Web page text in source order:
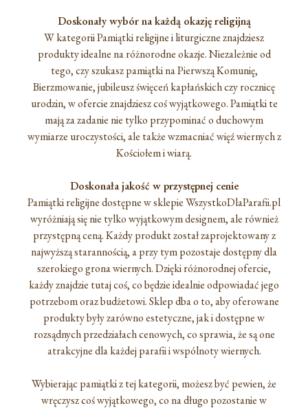
Doskonały wybór na każdą okazję religijną
W kategorii Pamiątki religijne i liturgiczne znajdziesz
produkty idealne na różnorodne okazje. Niezależnie od
tego, czy szukasz pamiątki na Pierwszą Komunię,
Bierzmowanie, jubileusz święceń kapłańskich czy rocznicę
urodzin, w ofercie znajdziesz coś wyjątkowego. Pamiątki te
mają za zadanie nie tylko przypominać o duchowym
wymiarze uroczystości, ale także wzmacniać więź wiernych z
Kościołem i wiarą.
Doskonała jakość w przystępnej cenie
Pamiątki religijne dostępne w sklepie WszystkoDlaParafii.pl
wyróżniają się nie tylko wyjątkowym designem, ale również
przystępną ceną. Każdy produkt został zaprojektowany z
najwyższą starannością, a przy tym pozostaje dostępny dla
szerokiego grona wiernych. Dzięki różnorodnej ofercie,
każdy znajdzie tutaj coś, co będzie idealnie odpowiadać jego
potrzebom oraz budżetowi. Sklep dba o to, aby oferowane
produkty były zarówno estetyczne, jak i dostępne w
rozsądnych przedziałach cenowych, co sprawia, że są one
atrakcyjne dla każdej parafii i wspólnoty wiernych.
Wybierając pamiątki z tej kategorii, możesz być pewien, że
wręczysz coś wyjątkowego, co na długo pozostanie w